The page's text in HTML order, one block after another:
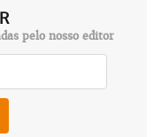
pelo nosso editor